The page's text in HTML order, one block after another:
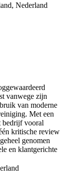
Nederland
vanwege zijn
van moderne
Met een
bedrijf vooral
kritische review
genomen
en klantgerichte